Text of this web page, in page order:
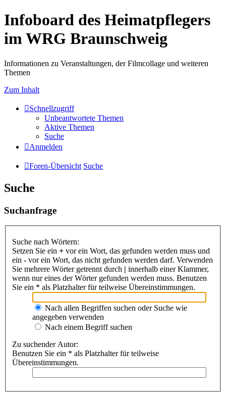
Infoboard des Heimatpflegers
im WRG Braunschweig
Informationen zu Veranstaltungen, der Filmcollage und weiteren
Themen
Zum Inhalt
Schnellzugriff
Unbeantwortete Themen
Aktive Themen
Suche
Anmelden
Foren-Übersicht Suche
Suche
Suchanfrage
Suche nach Wörtern:
Setzen Sie ein + vor ein Wort, das gefunden werden muss und
ein - vor ein Wort, das nicht gefunden werden darf. Verwenden
Sie mehrere Wörter getrennt durch | innerhalb einer Klammer,
wenn nur eines der Wörter gefunden werden muss. Benutzen
Sie ein * als Platzhalter für teilweise Übereinstimmungen.
Nach allen Begriffen suchen oder Suche wie
angegeben verwenden
Nach einem Begriff suchen
Zu suchender Autor:
Benutzen Sie ein * als Platzhalter für teilweise
Übereinstimmungen.